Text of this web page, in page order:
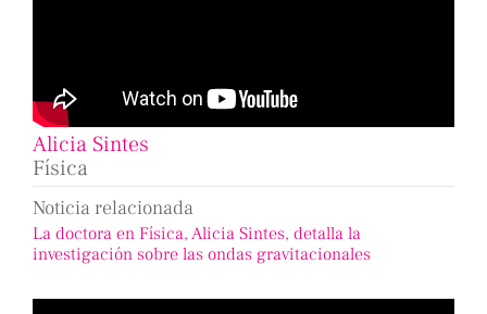
Alicia Sintes
Física
Noticia relacionada
La doctora en Física, Alicia Sintes, detalla la
investigación sobre las ondas gravitacionales